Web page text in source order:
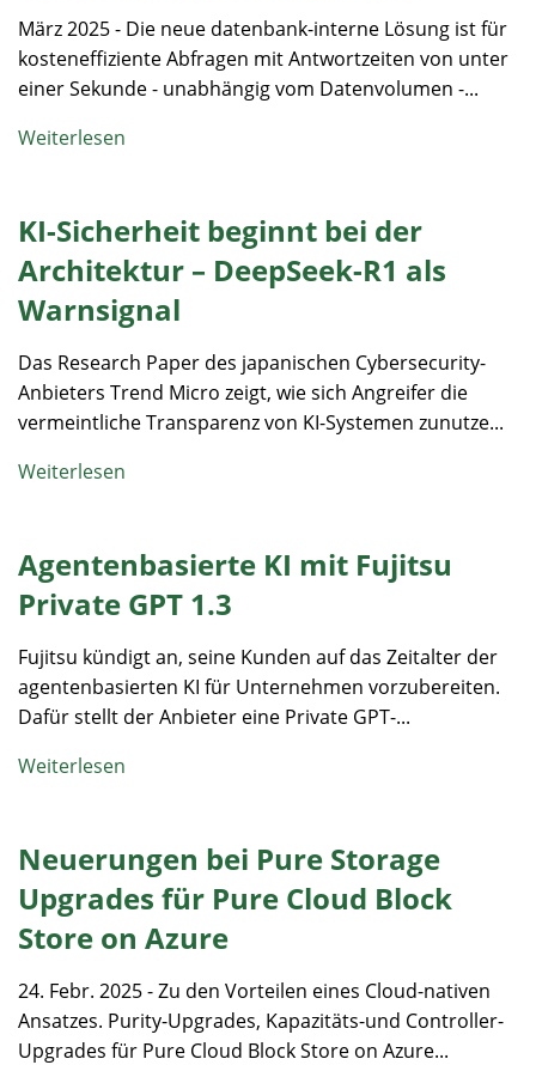
März 2025 - Die neue datenbank-interne Lösung ist für
kosteneffiziente Abfragen mit Antwortzeiten von unter
einer Sekunde - unabhängig vom Datenvolumen -...
Weiterlesen
KI-Sicherheit beginnt bei der
Architektur – DeepSeek-R1 als
Warnsignal
Das Research Paper des japanischen Cybersecurity-
Anbieters Trend Micro zeigt, wie sich Angreifer die
vermeintliche Transparenz von KI-Systemen zunutze...
Weiterlesen
Agentenbasierte KI mit Fujitsu
Private GPT 1.3
Fujitsu kündigt an, seine Kunden auf das Zeitalter der
agentenbasierten KI für Unternehmen vorzubereiten.
Dafür stellt der Anbieter eine Private GPT-...
Weiterlesen
Neuerungen bei Pure Storage
Upgrades für Pure Cloud Block
Store on Azure
24. Febr. 2025 - Zu den Vorteilen eines Cloud-nativen
Ansatzes. Purity-Upgrades, Kapazitäts-und Controller-
Upgrades für Pure Cloud Block Store on Azure...